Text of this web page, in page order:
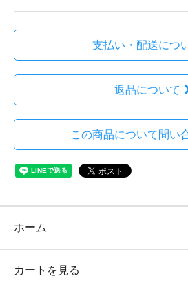
支払い・配送につ
返品について
この商品について問い
ホーム
カートを見る